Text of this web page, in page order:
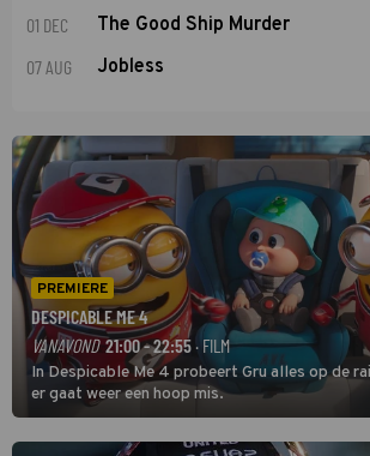
01 DEC The Good Ship Murder
07 AUG Jobless
PREMIERE
DESPICABLE ME 4
VANAVOND 21:00 - 22:55 · FILM
In Despicable Me 4 probeert Gru alles op de
er gaat weer een hoop mis.